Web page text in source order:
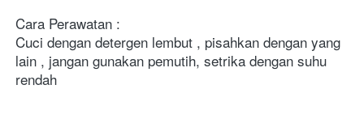
Cara Perawatan :
Cuci dengan detergen lembut , pisahkan dengan yang
lain , jangan gunakan pemutih, setrika dengan suhu
rendah